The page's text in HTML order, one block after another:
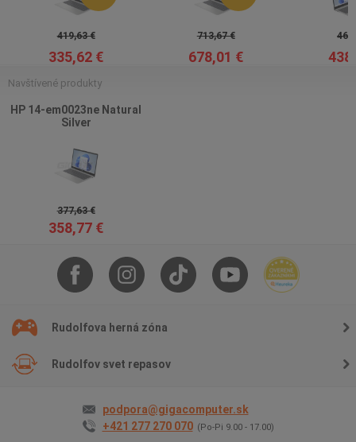
419,63 €
335,62 €
713,67 €
678,01 €
Navštívené produkty
HP 14-em0023ne Natural
Silver
377,63 €
358,77 €
Rudolfova herná zóna
Rudolfov svet repasov
podpora@gigacomputer.sk
+421 277 270 070 (Po-Pi 9.00 - 17.00)